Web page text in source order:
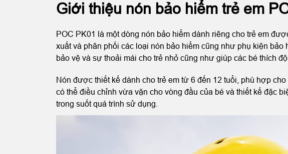
Giới thiệu nón bảo hiểm trẻ em
POC PK01 là một dòng nón bảo hiểm dành riêng cho trẻ em
xuất và phân phối các loại nón bảo hiểm cũng như phụ kiện
bảo vệ và sự thoải mái cho trẻ nhỏ cũng như giúp các bé thích
Nón được thiết kế dành cho trẻ em từ 6 đến 12 tuổi, phù hợp
có thể điều chỉnh vừa vặn cho vòng đầu của bé và thiết kế đặc
trong suốt quá trình sử dụng.